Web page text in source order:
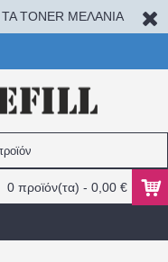
TONER ΜΕΛΑΝΙΑ
0 προϊόν(τα) - 0,00 €